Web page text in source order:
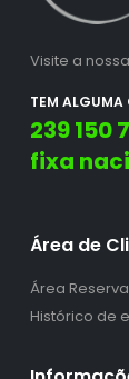
Visite a
TEM ALGUMA
239
fixa
Área de
Área
Histórico de